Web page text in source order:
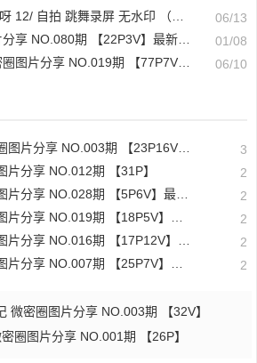
跳舞录屏 无水印 （4v/177m）--跳舞视频直播
06/13
期 【22P3V】最新至：2024.12.8
01/08
NO.019期 【77P7V】最新至：2024.6.10 06/10
NO.003期 【23P16V】最新至：2025.1.23 3
片分享 NO.012期 【31P】 2
NO.028期 【5P6V】最新至：2025.4.9 2
期 【18P5V】最新至：2024.11.27 2
期 【17P12V】最新至：2024.11.12 2
期 【25P7V】最新至：2023.10.24 2
微密圈图片分享 NO.003期 【32V】
圈图片分享 NO.001期 【26P】